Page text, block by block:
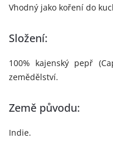
Vhodný jako koření do
Složení:
100% kajenský pepř
zemědělství.
Země původu:
Indie.